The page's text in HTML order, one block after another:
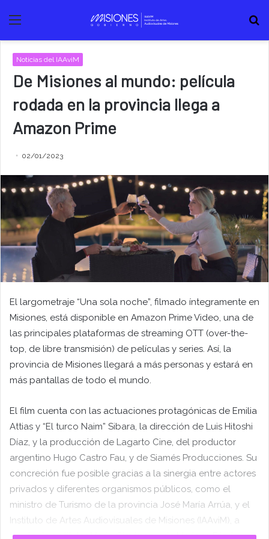
Menú
Noticias del IAAviM
De Misiones al mundo: película
rodada en la provincia llega a
Amazon Prime
02/01/2023
El largometraje “Una sola noche”, filmado íntegramente en
Misiones, está disponible en Amazon Prime Video, una de
las principales plataformas de streaming OTT (over-the-
top, de libre transmisión) de películas y series. Así, la
provincia de Misiones llegará a más personas y estará en
más pantallas de todo el mundo.
El film cuenta con las actuaciones protagónicas de Emilia
Attias y “El turco Naim” Sibara, la dirección de Luis Hitoshi
Díaz, y la producción de Lagarto Cine, del productor
argentino Hugo Castro Fau, y de Siamés Producciones. Su
concreción fue posible gracias a la sinergia entre actores
privados y diferentes organismos públicos, como el
ministro de Turismo de la provincia José María Arrúa, y el
Instituto de Artes Audiovisuales de Misiones (IAAviM), a
través de su titular Mario Giménez y de Mariana Fried,